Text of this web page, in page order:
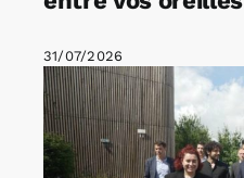
31/07/2026